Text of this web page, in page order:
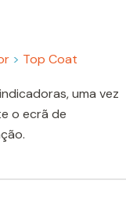
> Top Coat
uma vez
o ecrã de